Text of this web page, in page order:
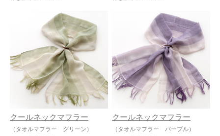
クールネックマフラー
（タオルマフラー グリーン）
クールネックマフラー
（タオルマフラー パープル）